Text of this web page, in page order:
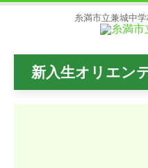
糸満市立兼城中
新入生オリエン